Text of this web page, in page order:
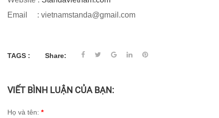
Email : vietnamstanda@gmail.com
TAGS : Share:
VIẾT BÌNH LUẬN CỦA BẠN:
Họ và tên: *